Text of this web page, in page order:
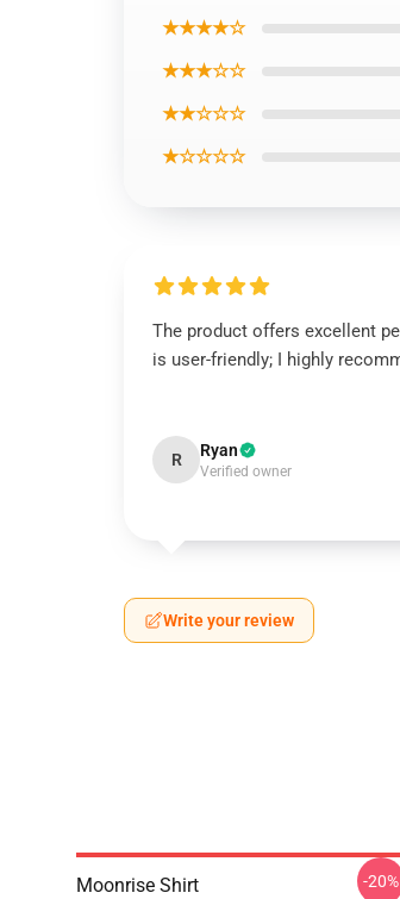
★★★★☆
★★★☆☆
★★☆☆☆
★☆☆☆☆
The product offers excellent
is user-friendly; I highly
R Ryan
Verified owner
Write your review
Moonrise Shirt -20%